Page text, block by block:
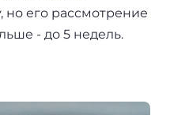
но его рассмотрение
- до 5 недель.